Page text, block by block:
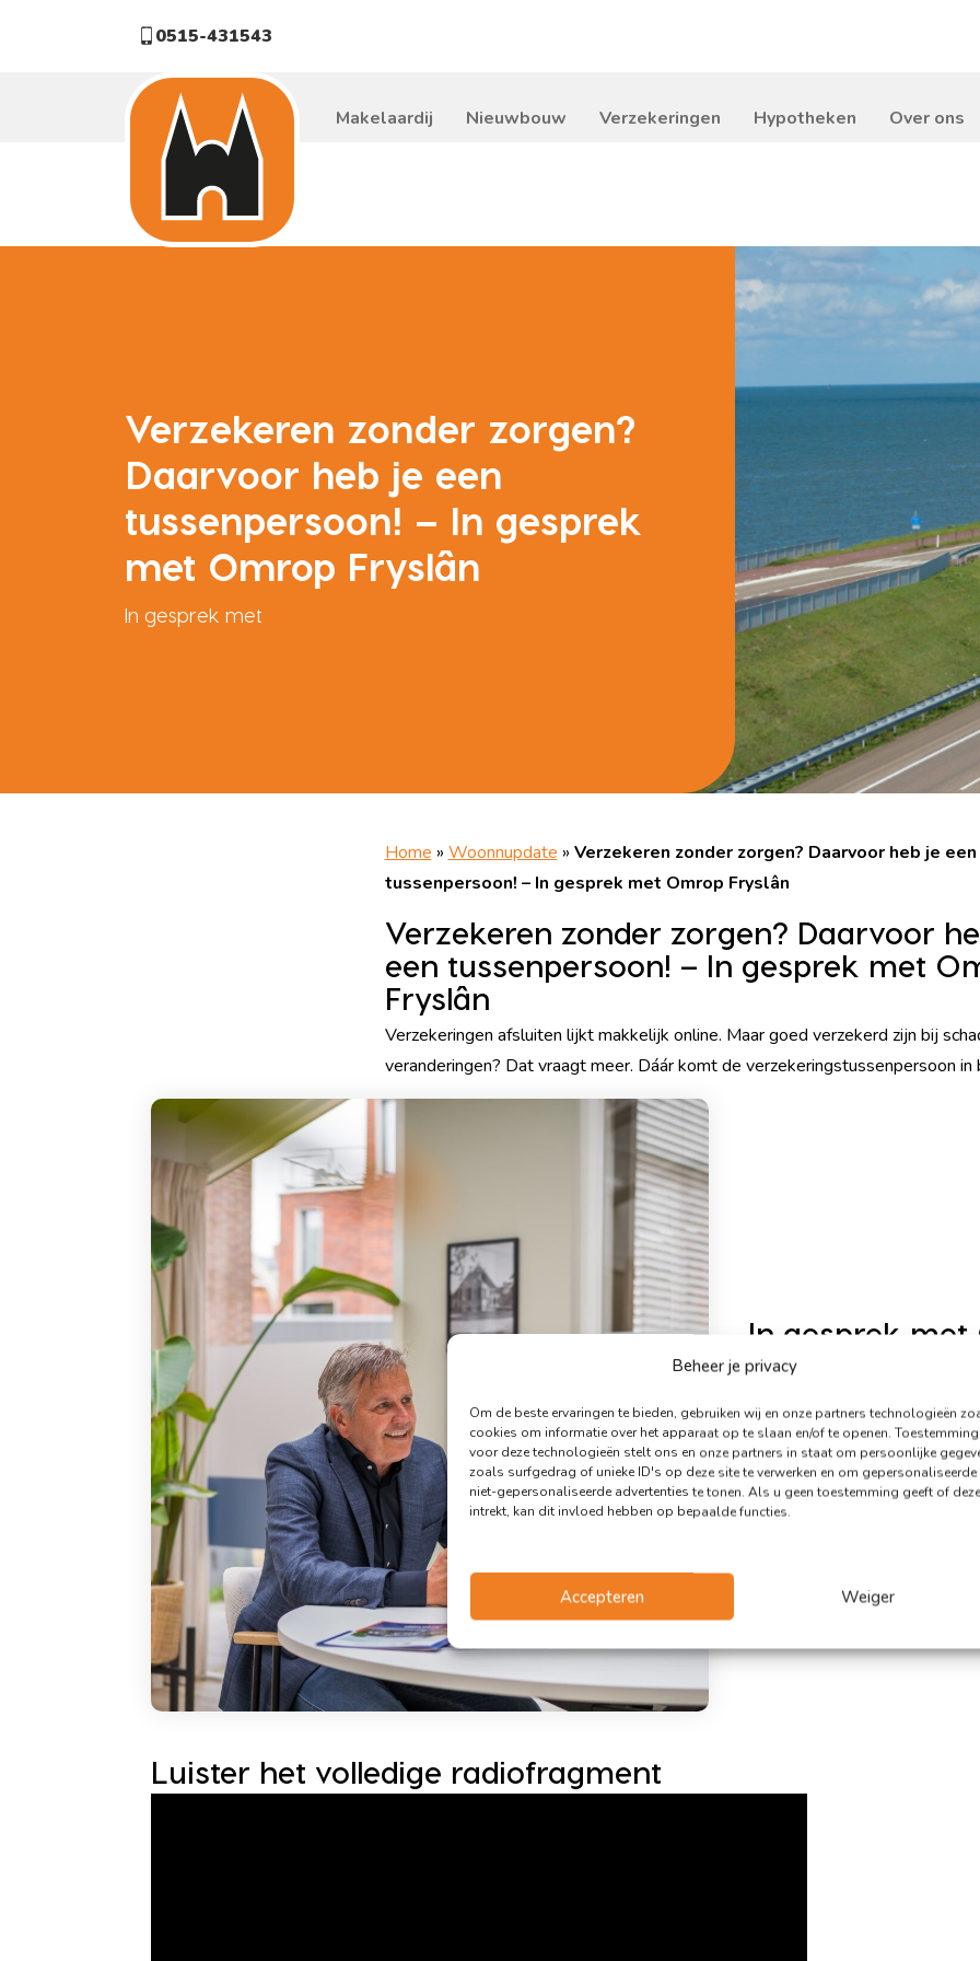
Beheer je privacy
Om de beste ervaringen te bieden, gebruiken wij en onze partners technologieën
cookies om informatie over het apparaat op te slaan en/of te openen. Toestemming
voor deze technologieën stelt ons en onze partners in staat om persoonlijke
zoals surfgedrag of unieke ID's op deze site te verwerken en om gepersonaliseerde
niet-gepersonaliseerde advertenties te tonen. Als u geen toestemming geeft of deze
intrekt, kan dit invloed hebben op bepaalde functies.
Accepteren Weiger
0515-431543
Makelaardij Nieuwbouw Verzekeringen Hypotheken Over ons
Verzekeren zonder zorgen?
Daarvoor heb je een
tussenpersoon! – In gesprek
met Omrop Fryslân
In gesprek met
Home » Woonnupdate » Verzekeren zonder zorgen? Daarvoor heb je een
tussenpersoon! – In gesprek met Omrop Fryslân
Verzekeren zonder zorgen? Daarvoor
een tussenpersoon! – In gesprek met
Fryslân
Verzekeringen afsluiten lijkt makkelijk online. Maar goed verzekerd zijn bij
veranderingen? Dat vraagt meer. Dáár komt de verzekeringstussenpersoon in
In gesprek met
In een recent gesprek met
maken. Benieuwd naar het
hieronder:
Luister het volledige radiofragment